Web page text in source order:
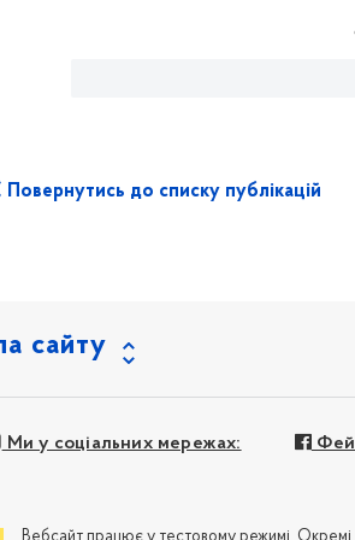
Повернутись до списку публікацій
сайту
Ми у соціальних мережах: